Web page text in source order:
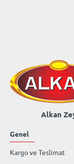
Alkan
Genel
Kargo ve Teslimat